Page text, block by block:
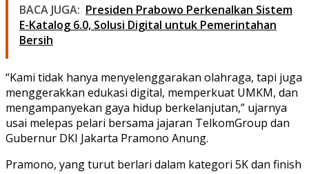
BACA JUGA: Presiden Prabowo Perkenalkan Sistem
E-Katalog 6.0, Solusi Digital untuk Pemerintahan
Bersih
“Kami tidak hanya menyelenggarakan olahraga, tapi juga
menggerakkan edukasi digital, memperkuat UMKM, dan
mengampanyekan gaya hidup berkelanjutan,” ujarnya
usai melepas pelari bersama jajaran TelkomGroup dan
Gubernur DKI Jakarta Pramono Anung.
Pramono, yang turut berlari dalam kategori 5K dan finish